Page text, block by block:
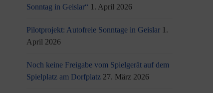
Sonntag in Geislar“ 1. April 2026
Pilotprojekt: Autofreie Sonntage in Geislar 1.
April 2026
Noch keine Freigabe vom Spielgerät auf dem
Spielplatz am Dorfplatz 27. März 2026